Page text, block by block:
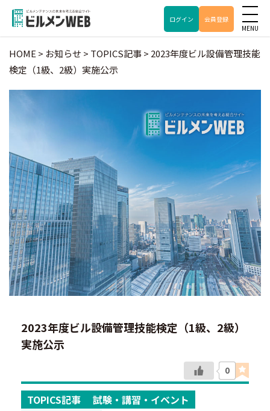
ログイン 会員登録
HOME > お知らせ > TOPICS記事> 2023年度ビル設備管理技能
検定（1級、2級）実施公示
2023年度ビル設備管理技能検定（1級、2級）
実施公示
0
TOPICS記事 試験・講習・イベント